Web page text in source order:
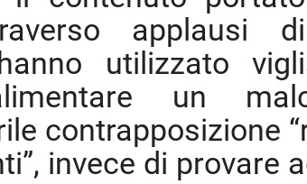
applausi
utilizzato
un
contrapposizione
invece di provare